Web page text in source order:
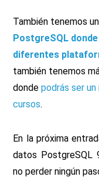
También tenemos un
PostgreSQL
diferentes
también tenemos
dondepodrás ser
cursos.
En la próxima
datos PostgreSQL
no perder ningún